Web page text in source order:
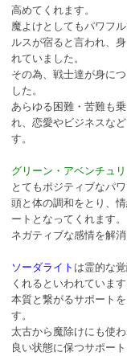
高めてくれます。
魔よけとしてもパワフ
ルスが宿ると言われ、
れていました。
その為、戦士達が身に
した。
あらゆる困難・苦難も
れ、恋愛やビジネスな
す。
グリーン・アベンチュ
とてもポジティブなパ
頭と体の調和をとり、
ートとなってくれます。
ネガティブな感情を解
ソーダライト は霊的な
くれるといわれています
本質と繋がるサポート
す。
太古から魔除けにも使
良い状態に保つサポー